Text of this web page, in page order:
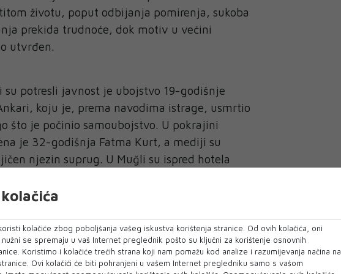
životu, poput odbijanja pomirenja, sukoba
prekida trudnoće, dok motiv u većini
utvrđen.
su potresli javnost je ubojstvo 19-godišnje
koju je, prema navodima istrage, usmrtio
što je počinio samoubojstvo. U pokrajini
je 32-godišnja Fatma Kurt, a mediji su
njezin suprug. U Muğli su ispred hotela
Yılmaz i Hatice Yeysikan.
ženskih prava upozoravaju da brojni slučajevi
ne budu rasvijetljeni. Posebnu zabrinutost
nakon padova s prozora ili balkona, koje se
Obitelji žrtava, odvjetnici i aktivisti
kolačiće zbog poboljšanja vašeg iskustva korištenja stranice. Od ovih kolačića, oni
se spremaju u vaš Internet preglednik pošto su ključni za korištenje osnovnih
Koristimo i kolačiće trećih strana koji nam pomažu kod analize i razumijevanja načina na
Ovi kolačići će biti pohranjeni u vašem Internet pregledniku samo s vašom